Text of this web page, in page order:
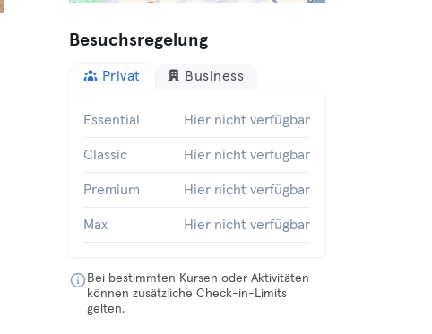
Besuchsregelung
Privat Business
Essential Hier nicht verfügbar
Classic Hier nicht verfügbar
Premium Hier nicht verfügbar
Max Hier nicht verfügbar
Bei bestimmten Kursen oder Aktivitäten
können zusätzliche Check-in-Limits
gelten.